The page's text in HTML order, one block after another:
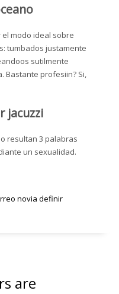
modo ideal sobre
tumbados justamente
sutilmente
Bastante profesiin? Si,
jacuzzi
resultan 3 palabras
un sexualidad.
novia definir
are